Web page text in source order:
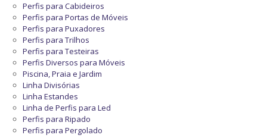
Perfis para Cabideiros
Perfis para Portas de Móveis
Perfis para Puxadores
Perfis para Trilhos
Perfis para Testeiras
Perfis Diversos para Móveis
Piscina, Praia e Jardim
Linha Divisórias
Linha Estandes
Linha de Perfis para Led
Perfis para Ripado
Perfis para Pergolado